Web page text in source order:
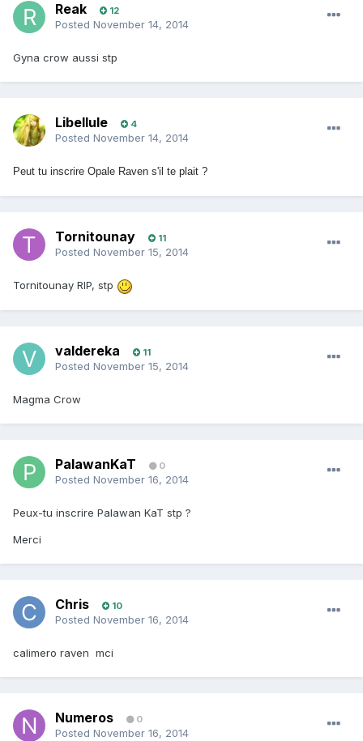
Reak 12
Posted November 14, 2014
Gyna crow aussi stp
Libellule 4
Posted November 14, 2014
Peut tu inscrire Opale Raven s'il te plait ?
Tornitounay 11
Posted November 15, 2014
Tornitounay RIP, stp
valdereka 11
Posted November 15, 2014
Magma Crow
PalawanKaT 0
Posted November 16, 2014
Peux-tu inscrire Palawan KaT stp ?
Merci
Chris 10
Posted November 16, 2014
calimero raven mci
Numeros 0
Posted November 16, 2014